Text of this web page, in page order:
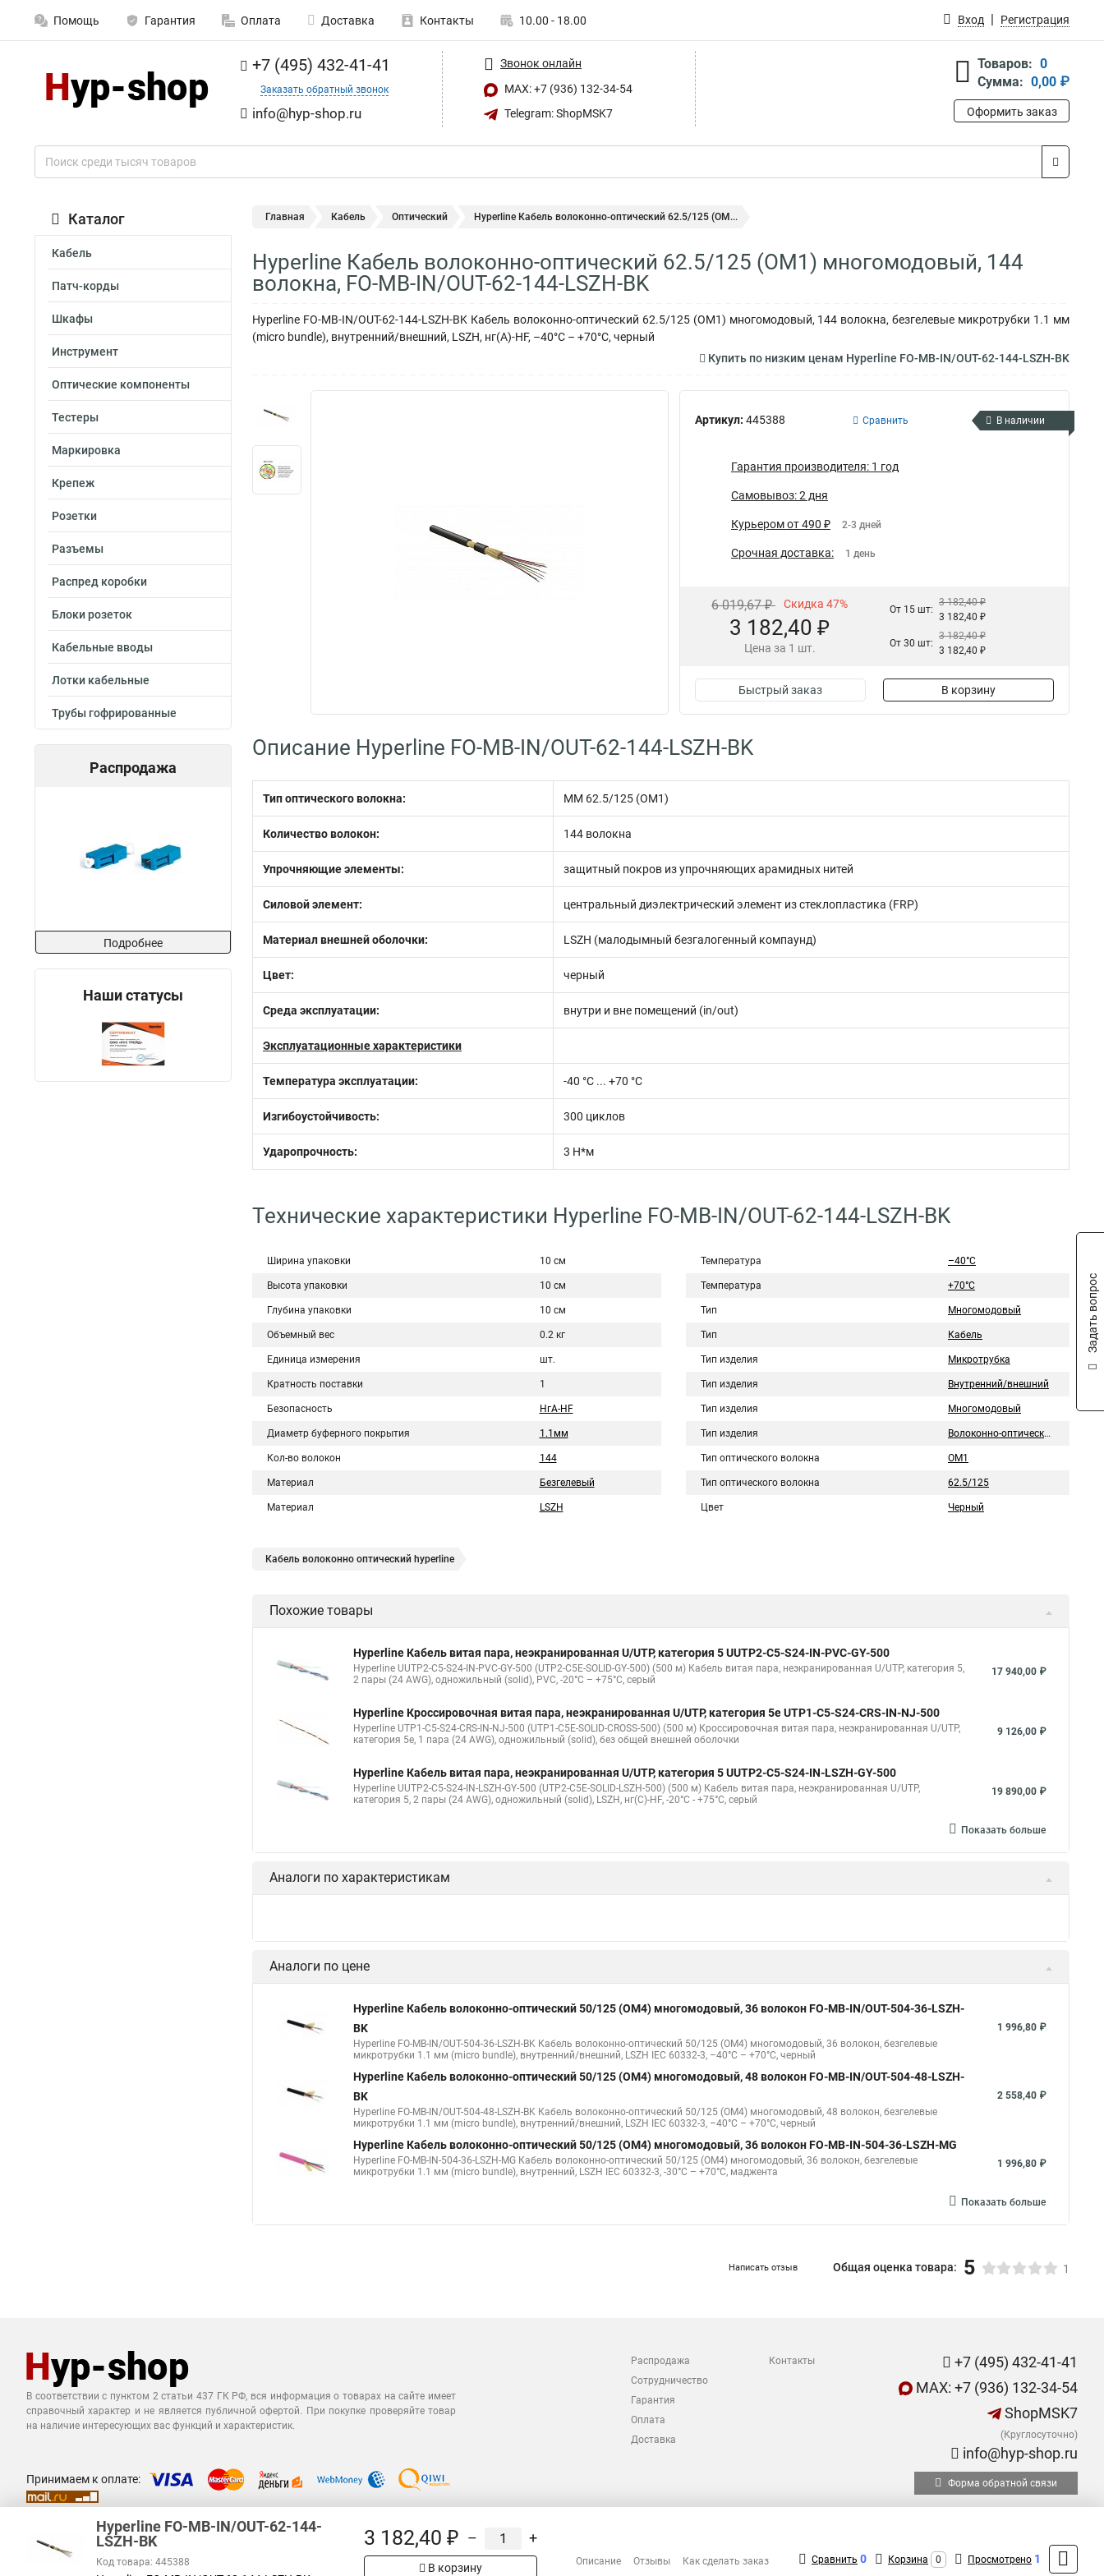
Помощь Гарантия Оплата Доставка Контакты 10.00 - 18.00 Вход Регистрация
+7 (495) 432-41-41
Заказать обратный звонок
info@hyp-shop.ru
Звонок онлайн
MAX: +7 (936) 132-34-54
Telegram: ShopMSK7
Товаров: 0
Сумма: 0,00 ₽
Оформить заказ
Каталог
Кабель
Патч-корды
Шкафы
Инструмент
Оптические компоненты
Тестеры
Маркировка
Крепеж
Розетки
Разъемы
Распред коробки
Блоки розеток
Кабельные вводы
Лотки кабельные
Трубы гофрированные
Распродажа
Подробнее
Наши статусы
Главная Кабель Оптический Hyperline Кабель волоконно-оптический 62.5/125 (OM...
Hyperline Кабель волоконно-оптический 62.5/125 (OM1) многомодовый, 144
волокна, FO-MB-IN/OUT-62-144-LSZH-BK
Hyperline FO-MB-IN/OUT-62-144-LSZH-BK Кабель волоконно-оптический 62.5/125 (OM1) многомодовый, 144 волокна, безгелевые микротрубки 1.1 мм
(micro bundle), внутренний/внешний, LSZH, нг(А)-HF, –40°C – +70°C, черный
Купить по низким ценам Hyperline FO-MB-IN/OUT-62-144-LSZH-BK
Артикул: 445388 Сравнить В наличии
Гарантия производителя: 1 год
Самовывоз: 2 дня
Курьером от 490 ₽ 2-3 дней
Срочная доставка: 1 день
6 019,67 ₽ Скидка 47%
3 182,40 ₽
Цена за 1 шт.
От 15 шт:
3 182,40 ₽
3 182,40 ₽
От 30 шт:
3 182,40 ₽
3 182,40 ₽
Быстрый заказ В корзину
Описание Hyperline FO-MB-IN/OUT-62-144-LSZH-BK
Тип оптического волокна: MM 62.5/125 (OM1)
Количество волокон: 144 волокна
Упрочняющие элементы: защитный покров из упрочняющих арамидных нитей
Силовой элемент: центральный диэлектрический элемент из стеклопластика (FRP)
Материал внешней оболочки: LSZH (малодымный безгалогенный компаунд)
Цвет: черный
Среда эксплуатации: внутри и вне помещений (in/out)
Эксплуатационные характеристики
Температура эксплуатации: -40 °C ... +70 °C
Изгибоустойчивость: 300 циклов
Ударопрочность: 3 Н*м
Технические характеристики Hyperline FO-MB-IN/OUT-62-144-LSZH-BK
Ширина упаковки 10 см
Высота упаковки 10 см
Глубина упаковки 10 см
Объемный вес 0.2 кг
Единица измерения шт.
Кратность поставки 1
Безопасность НгА-HF
Диаметр буферного покрытия 1.1мм
Кол-во волокон 144
Материал Безгелевый
Материал LSZH
Температура –40°C
Температура +70°C
Тип Многомодовый
Тип Кабель
Тип изделия Микротрубка
Тип изделия Внутренний/внешний
Тип изделия Многомодовый
Тип изделия Волоконно-оптический
Тип оптического волокна OM1
Тип оптического волокна 62.5/125
Цвет Черный
Кабель волоконно оптический hyperline
Похожие товары
Hyperline Кабель витая пара, неэкранированная U/UTP, категория 5 UUTP2-C5-S24-IN-PVC-GY-500
Hyperline UUTP2-C5-S24-IN-PVC-GY-500 (UTP2-C5E-SOLID-GY-500) (500 м) Кабель витая пара, неэкранированная U/UTP, категория 5,
2 пары (24 AWG), одножильный (solid), PVC, -20°C – +75°C, серый
17 940,00 ₽
Hyperline Кроссировочная витая пара, неэкранированная U/UTP, категория 5e UTP1-C5-S24-CRS-IN-NJ-500
Hyperline UTP1-C5-S24-CRS-IN-NJ-500 (UTP1-C5E-SOLID-CROSS-500) (500 м) Кроссировочная витая пара, неэкранированная U/UTP,
категория 5e, 1 пара (24 AWG), одножильный (solid), без общей внешней оболочки
9 126,00 ₽
Hyperline Кабель витая пара, неэкранированная U/UTP, категория 5 UUTP2-C5-S24-IN-LSZH-GY-500
Hyperline UUTP2-C5-S24-IN-LSZH-GY-500 (UTP2-C5E-SOLID-LSZH-500) (500 м) Кабель витая пара, неэкранированная U/UTP,
категория 5, 2 пары (24 AWG), одножильный (solid), LSZH, нг(С)-HF, -20°C - +75°C, серый
19 890,00 ₽
Показать больше
Аналоги по характеристикам
2-LSZH-BK
свободными волокнами (FTTH), гибкий (мин. стат. радиус изгиба 15 мм), для внутренней прокладки, LSZH, –30°C – +70°C, черный
57,33 ₽
Hyperline Кабель волоконно-оптический 62.5/125 (OM1) многомодовый 2 волокна, duplex FO-D3-IN-62-2-LSZH-BK
Hyperline FO-D3-IN-62-2-LSZH-BK Кабель волоконно-оптический 62.5/125 (OM1) многомодовый, 2 волокна, duplex, zip-cord, плотное
буферное покрытие (tight buffer) 3.0 мм, для внутренней прокладки, LSZH, черный
Hyperline Кабель волоконно-оптический 62.5/125 (OM1) многомодовый 2 волокна, duplex FO-D2-IN-62-2-LSZH-BK
Hyperline FO-D2-IN-62-2-LSZH-BK Кабель волоконно-оптический 62.5/125 (OM1) многомодовый, 2 волокна, duplex, zip-cord, плотное
буферное покрытие (tight buffer) 2.0 мм, для внутренней прокладки, LSZH, черный
Аналоги по цене
Hyperline Кабель волоконно-оптический 50/125 (OM4) многомодовый, 36 волокон FO-MB-IN/OUT-504-36-LSZH-
Hyperline Кабель волоконно-оптический 50/125 (OM4) многомодовый, 48 волокон FO-MB-IN/OUT-504-48-LSZH-
микротрубки 1.1 мм (micro bundle), внутренний, LSZH IEC 60332-3, -30°C – +70°C, маджента
Показать больше
5 1
Сотрудничество
+7 (495) 432-41-41
Hyperline FO-MB-IN/OUT-62-144-
LSZH-BK
Код товара: 445388
3 182,40 ₽ – +
В корзину
Описание Отзывы Как сделать заказ Сравнить 0 Корзина 0 Просмотрено 1
Задать вопрос